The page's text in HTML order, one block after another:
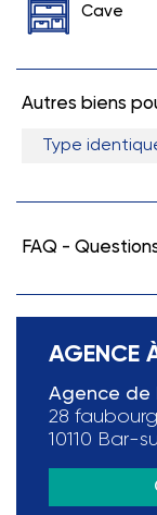
Cave
Autres biens
Type
FAQ -
AGENCE
Agence de
28
10110 Bar-